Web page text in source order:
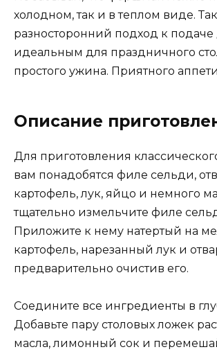
холодном, так и в теплом виде.
разносторонний подход к подаче
идеальным для праздничного
простого ужина. Приятного
Описание
Для приготовления
вам понадобятся филе сельди,
картофель, лук, яйцо и немного
тщательно измельчите филе
Приложите к нему натертый на
картофель, нарезанный лук и
предварительно очистив его.
Соедините все ингредиенты в
Добавьте пару столовых ложек
масла, лимонный сок и